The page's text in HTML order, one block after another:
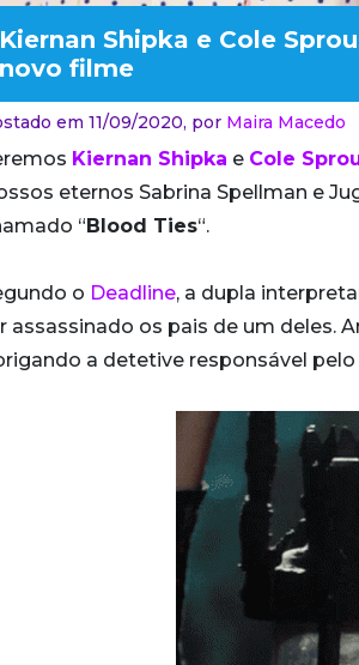
Kiernan Shipka e Cole
novo filme
em 11/09/2020, por Maira Macedo
Kiernan Shipka e Cole
eternos Sabrina Spellman e
“ Blood Ties“.
o Deadline, a dupla
assassinado os pais de um deles.
a detetive responsável